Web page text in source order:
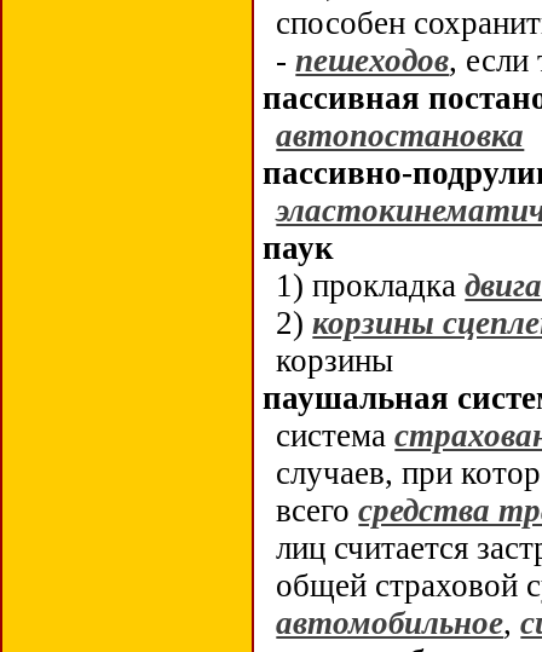
способен
-пешеходов, если
пассивная
автопостановка
пассивно-
паук
1) прокладка
2)корзины
корзины
паушальная
система
случаев, при
всегосредства
лиц считается
общей страховой
автомобильное,